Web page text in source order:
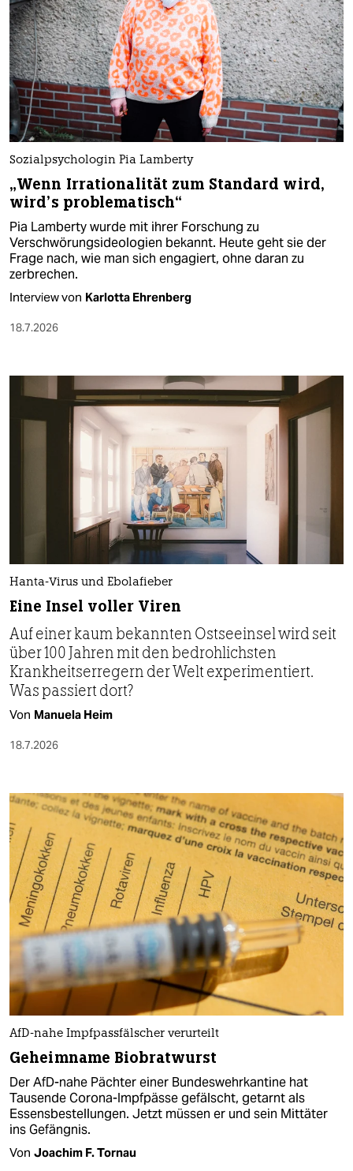
Sozialpsychologin Pia Lamberty
„Wenn Irrationalität zum Standard wird,
wird’s problematisch“
Pia Lamberty wurde mit ihrer Forschung zu
Verschwörungsideologien bekannt. Heute geht sie der
Frage nach, wie man sich engagiert, ohne daran zu
zerbrechen.
Interview von Karlotta Ehrenberg
18.7.2026
Hanta-Virus und Ebolafieber
Eine Insel voller Viren
Auf einer kaum bekannten Ostseeinsel wird seit
über 100 Jahren mit den bedrohlichsten
Krankheitserregern der Welt experimentiert.
Was passiert dort?
Von Manuela Heim
18.7.2026
AfD-nahe Impfpassfälscher verurteilt
Geheimname Biobratwurst
Der AfD-nahe Pächter einer Bundeswehrkantine hat
Tausende Corona-Impfpässe gefälscht, getarnt als
Essensbestellungen. Jetzt müssen er und sein Mittäter
ins Gefängnis.
Von Joachim F. Tornau